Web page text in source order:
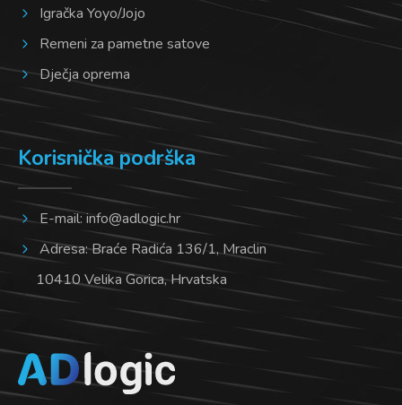
Igračka Yoyo/Jojo
Remeni za pametne satove
Dječja oprema
Korisnička podrška
E-mail:info@adlogic.hr
Adresa: Braće Radića 136/1, Mraclin
10410 Velika Gorica, Hrvatska